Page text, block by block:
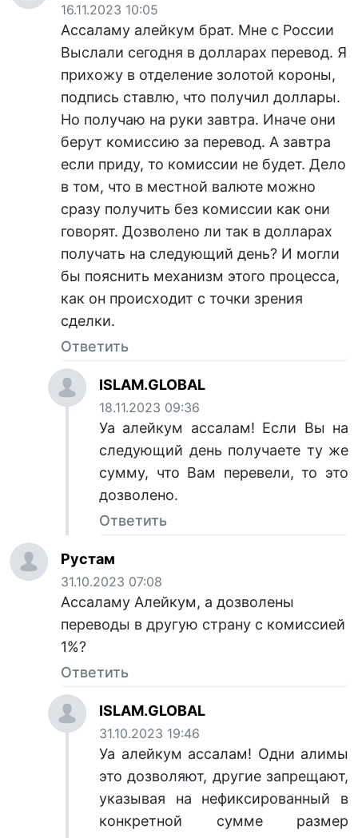
16.11.2023 10:05
Ассаламу алейкум брат. Мне с России
Выслали сегодня в долларах перевод. Я
прихожу в отделение золотой короны,
подпись ставлю, что получил доллары.
Но получаю на руки завтра. Иначе они
берут комиссию за перевод. А завтра
если приду, то комиссии не будет. Дело
в том, что в местной валюте можно
сразу получить без комиссии как они
говорят. Дозволено ли так в долларах
получать на следующий день? И могли
бы пояснить механизм этого процесса,
как он происходит с точки зрения
сделки.
Ответить
ISLAM.GLOBAL
18.11.2023 09:36
Уа алейкум ассалам! Если Вы на
следующий день получаете ту же
сумму, что Вам перевели, то это
дозволено.
Ответить
Рустам
31.10.2023 07:08
Ассаламу Алейкум, а дозволены
переводы в другую страну с комиссией
1%?
Ответить
ISLAM.GLOBAL
31.10.2023 19:46
Уа алейкум ассалам! Одни алимы
это дозволяют, другие запрещают,
указывая на нефиксированный в
конкретной сумме размер